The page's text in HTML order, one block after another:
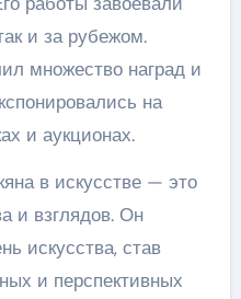
и за рубежом.
множество наград и
на
и аукционах.
в искусстве — это
и взглядов. Он
искусства, став
и перспективных